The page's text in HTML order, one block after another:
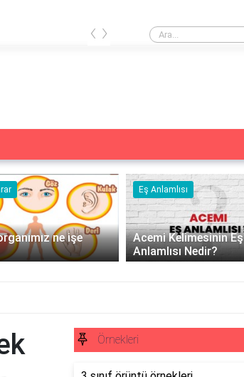
Doğal gübre nedir?
‹ ›
ne işe
Eş Anlamlısı
Acemi Kelimesinin Eş
Anlamlısı Nedir?
Örnekleri